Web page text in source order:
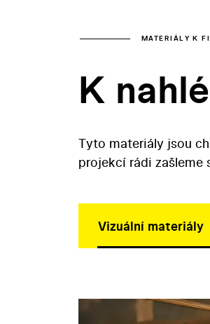
MATERIÁLY K
K
Tyto materiály jsou
projekcí rádi zašleme
Vizuální materiály